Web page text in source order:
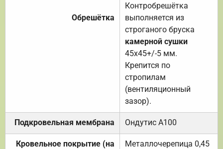
Обрешётка
Контробрешётка
выполняется из
строганого бруска
камерной сушки
45х45+/-5 мм.
Крепится по
стропилам
(вентиляционный
зазор).
Подкровельная мембрана Ондутис А100
Кровельное покрытие (на
Металлочерепица 0,45